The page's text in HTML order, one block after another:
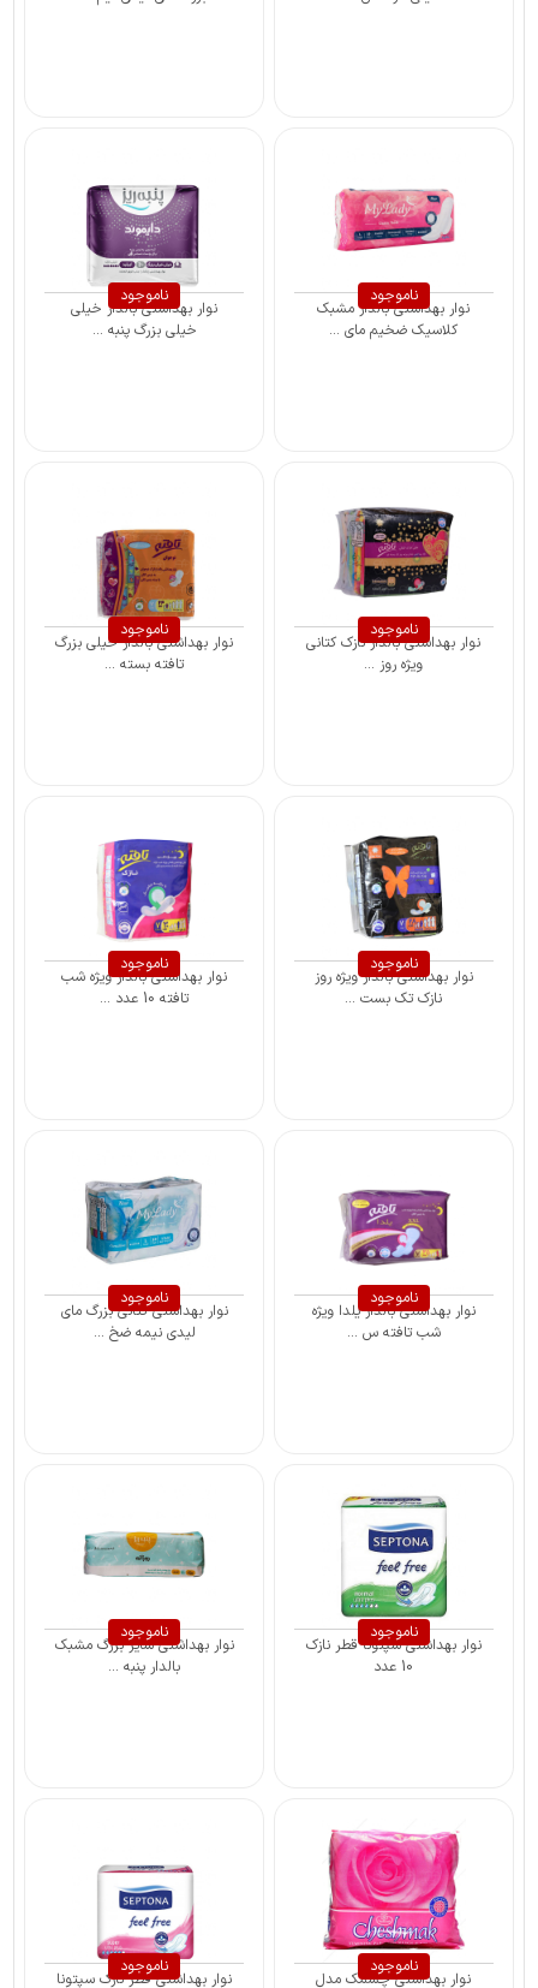
ناموجود
نوار بهداشتی بالدار مشبک
کلاسیک ضخیم مای ...
ناموجود
نوار بهداشتی بالدار خیلی
خیلی بزرگ پنبه ...
ناموجود
نوار بهداشتی بالدار نازک کتانی
ویژه روز ...
ناموجود
نوار بهداشتی بالدار خیلی بزرگ
تافته بسته ...
ناموجود
نوار بهداشتی بالدار ویژه روز
نازک تک بست ...
ناموجود
نوار بهداشتی بالدار ویژه شب
تافته 10 عدد ...
ناموجود
نوار بهداشتی بالدار یلدا ویژه
شب تافته س ...
ناموجود
نوار بهداشتی کتانی بزرگ مای
لیدی نیمه ضخ ...
ناموجود
نوار بهداشتی سپتونا قطر نازک
10 عدد
ناموجود
نوار بهداشتی سایز بزرگ مشبک
بالدار پنبه ...
ناموجود
نوار بهداشتی چشمک مدل
ناموجود
نوار بهداشتی قطر نازک سپتونا